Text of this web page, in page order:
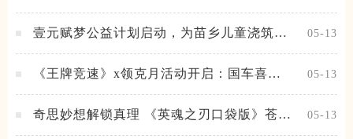
壹元赋梦公益计划启动，为苗乡儿童浇筑梦
05-13
《王牌竞速》x领克月活动开启：国车喜迎
05-13
奇思妙想解锁真理 《英魂之刃口袋版》苍天
05-13